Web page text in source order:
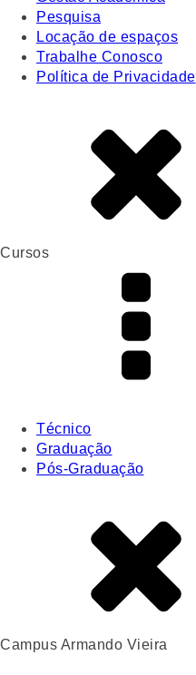
Pesquisa
Locação de espaços
Trabalhe Conosco
Política de Privacidade
Cursos
Técnico
Graduação
Pós-Graduação
Campus Armando Vieira